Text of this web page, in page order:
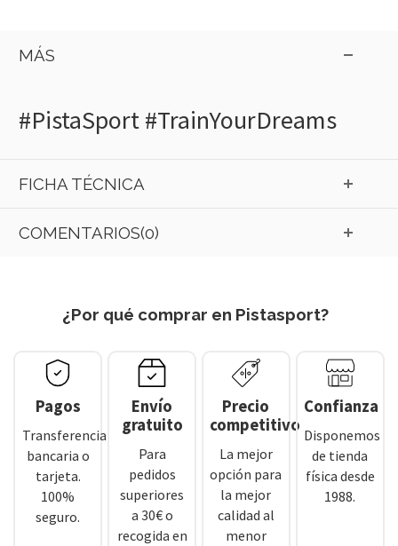
MÁS
#PistaSport #TrainYourDreams
FICHA TÉCNICA
COMENTARIOS(0)
¿Por qué comprar en Pistasport?
Pagos
Transferencia
bancaria o
tarjeta.
100%
seguro.
Envío
gratuito
Para
pedidos
superiores
a 30€ o
recogida en
Precio
competitivo
La mejor
opción para
la mejor
calidad al
menor
Confianza
Disponemos
de tienda
física desde
1988.